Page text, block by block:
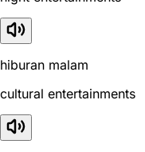
hiburan malam
cultural entertainments